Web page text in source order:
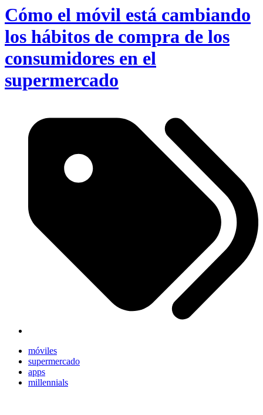
Cómo el móvil está cambiando
los hábitos de compra de los
consumidores en el
supermercado
móviles
supermercado
apps
millennials